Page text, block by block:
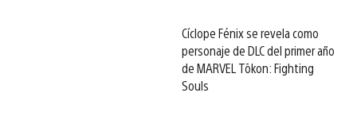
Cíclope Fénix se revela como
personaje de DLC del primer año
de MARVEL Tōkon: Fighting
Souls